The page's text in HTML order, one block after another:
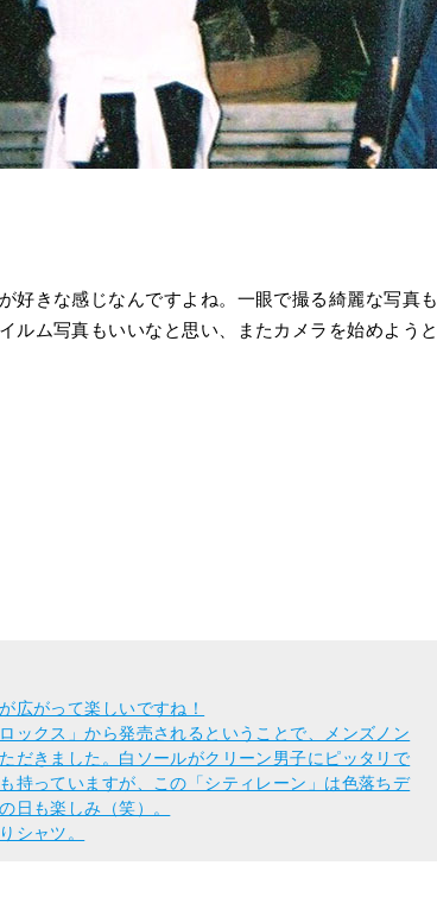
好きな感じなんですよね。一眼で撮る綺麗な写真も
ルム写真もいいなと思い、またカメラを始めようと
広がって楽しいですね！
ックス」から発売されるということで、メンズノン
だきました。白ソールがクリーン男子にピッタリで
持っていますが、この「シティレーン」は色落ちデ
日も楽しみ（笑）。
シャツ。